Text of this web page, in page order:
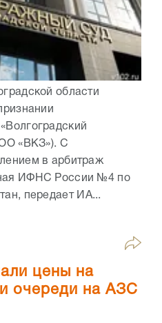
области
«ВКЗ»). С
в арбитраж
ИФНС России №4 по
передает ИА...
цены на
очереди на АЗС